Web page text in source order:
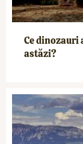
Ce
astăzi?